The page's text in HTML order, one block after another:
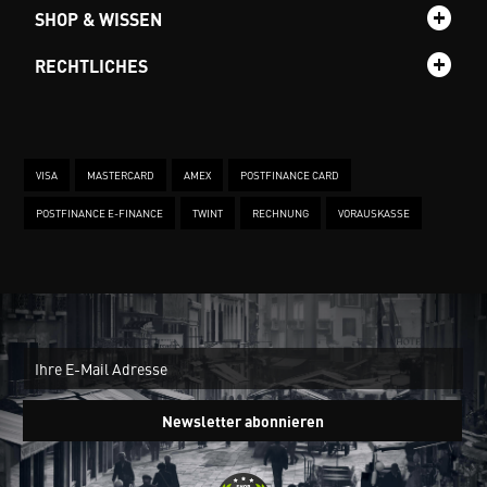
SHOP & WISSEN
RECHTLICHES
VISA MASTERCARD AMEX POSTFINANCE CARD
POSTFINANCE E-FINANCE TWINT RECHNUNG VORAUSKASSE
Newsletter abonnieren